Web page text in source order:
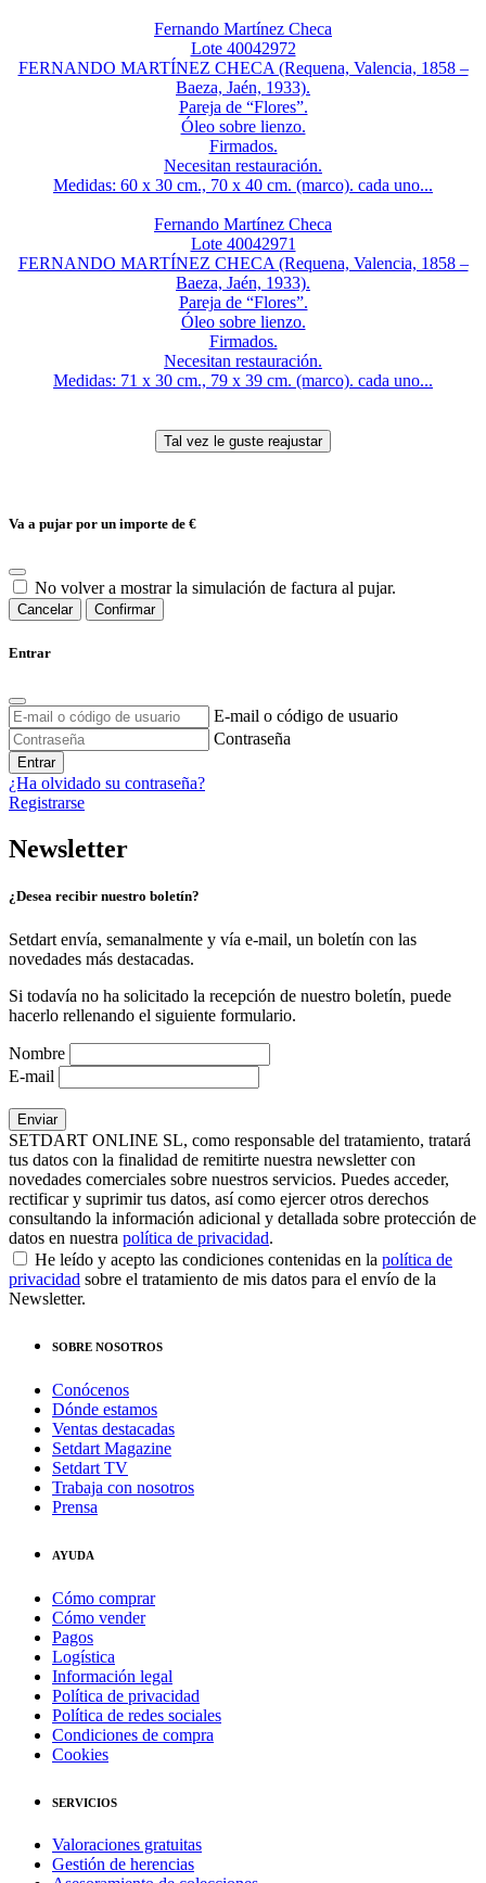
Fernando Martínez Checa
Lote 40042972
FERNANDO MARTÍNEZ CHECA (Requena, Valencia, 1858 –
Baeza, Jaén, 1933).
Pareja de “Flores”.
Óleo sobre lienzo.
Firmados.
Necesitan restauración.
Medidas: 60 x 30 cm., 70 x 40 cm. (marco). cada uno...
Fernando Martínez Checa
Lote 40042971
FERNANDO MARTÍNEZ CHECA (Requena, Valencia, 1858 –
Baeza, Jaén, 1933).
Pareja de “Flores”.
Óleo sobre lienzo.
Firmados.
Necesitan restauración.
Medidas: 71 x 30 cm., 79 x 39 cm. (marco). cada uno...
Va a pujar por un importe de €
No volver a mostrar la simulación de factura al pujar.
Cancelar Confirmar
Entrar
E-mail o código de usuario
Contraseña
Entrar
¿Ha olvidado su contraseña?
Registrarse
Newsletter
¿Desea recibir nuestro boletín?
Setdart envía, semanalmente y vía e-mail, un boletín con las
novedades más destacadas.
Si todavía no ha solicitado la recepción de nuestro boletín, puede
hacerlo rellenando el siguiente formulario.
Nombre
E-mail
SETDART ONLINE SL, como responsable del tratamiento, tratará
tus datos con la finalidad de remitirte nuestra newsletter con
novedades comerciales sobre nuestros servicios. Puedes acceder,
rectificar y suprimir tus datos, así como ejercer otros derechos
consultando la información adicional y detallada sobre protección de
datos en nuestra política de privacidad.
He leído y acepto las condiciones contenidas en la política de
privacidad sobre el tratamiento de mis datos para el envío de la
Newsletter.
SOBRE NOSOTROS
Conócenos
Dónde estamos
Ventas destacadas
Setdart Magazine
Setdart TV
Trabaja con nosotros
Prensa
AYUDA
Cómo comprar
Cómo vender
Pagos
Logística
Información legal
Política de privacidad
Política de redes sociales
Condiciones de compra
Cookies
SERVICIOS
Valoraciones gratuitas
Gestión de herencias